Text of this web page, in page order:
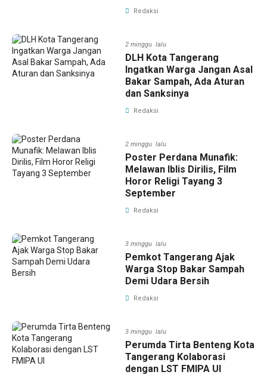
Redaksi
2 minggu lalu
DLH Kota Tangerang
Ingatkan Warga Jangan Asal
Bakar Sampah, Ada Aturan
dan Sanksinya
Redaksi
2 minggu lalu
Poster Perdana Munafik:
Melawan Iblis Dirilis, Film
Horor Religi Tayang 3
September
Redaksi
3 minggu lalu
Pemkot Tangerang Ajak
Warga Stop Bakar Sampah
Demi Udara Bersih
Redaksi
3 minggu lalu
Perumda Tirta Benteng Kota
Tangerang Kolaborasi
dengan LST FMIPA UI